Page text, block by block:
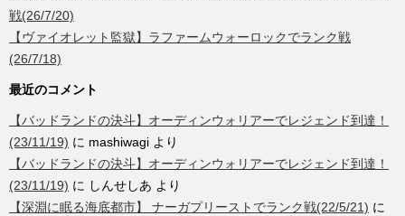
戦(26/7/20)
【ヴァイオレット監獄】ラファームウォーロックでランク戦
(26/7/18)
最近のコメント
【バッドランドの決斗】オーディンウォリアーでレジェンド到達！
(23/11/19) に mashiwagi より
【バッドランドの決斗】オーディンウォリアーでレジェンド到達！
(23/11/19) に しんせしあ より
【深淵に眠る海底都市】 ナーガプリーストでランク戦(22/5/21) に